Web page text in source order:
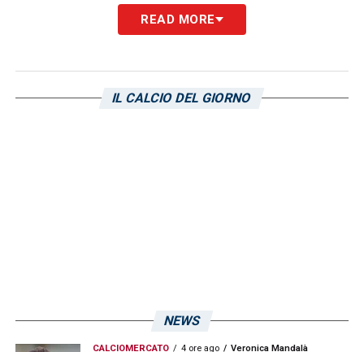
riunione sono stati trattati svariati argomenti
quali il nuovo stadioLuigi Ferraris
READ MORE
IL CALCIO DEL GIORNO
NEWS
CALCIOMERCATO 4 ore ago Veronica Mandalà